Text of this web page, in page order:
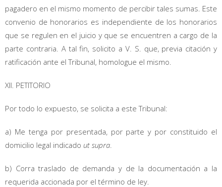
pagadero en el mismo momento de percibir tales sumas. Este
convenio de honorarios es independiente de los honorarios
que se regulen en el juicio y que se encuentren a cargo de la
parte contraria. A tal fin, solicito a V. S. que, previa citación y
ratificación ante el Tribunal, homologue el mismo.
XII. PETITORIO
Por todo lo expuesto, se solicita a este Tribunal:
a) Me tenga por presentada, por parte y por constituido el
domicilio legal indicado ut supra
b) Corra traslado de demanda y de la documentación a la
requerida accionada por el término de ley.